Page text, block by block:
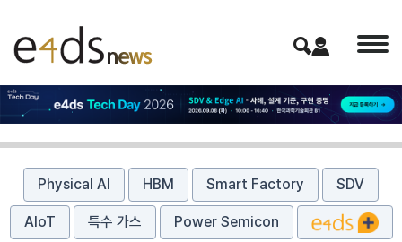
Physical AI HBM Smart Factory SDV
AIoT 특수 가스 Power Semicon